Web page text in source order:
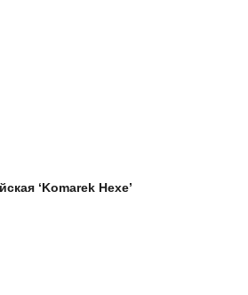
‘Komarek Hexe’